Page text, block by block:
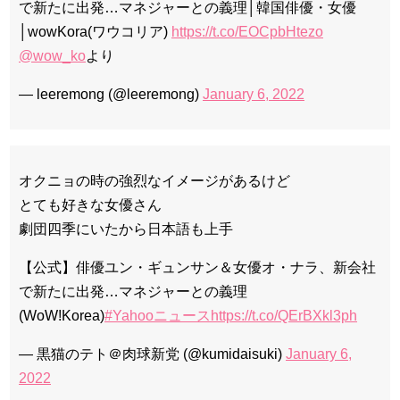
で新たに出発…マネジャーとの義理│韓国俳優・女優
│wowKora(ワウコリア) https://t.co/EOCpbHtezo
@wow_koより
— leeremong (@leeremong) January 6, 2022
オクニョの時の強烈なイメージがあるけど
とても好きな女優さん
劇団四季にいたから日本語も上手
【公式】俳優ユン・ギュンサン＆女優オ・ナラ、新会社
で新たに出発…マネジャーとの義理
(WoW!Korea)#Yahooニュース https://t.co/QErBXkl3ph
— 黒猫のテト＠肉球新党 (@kumidaisuki) January 6,
2022